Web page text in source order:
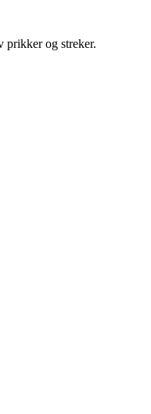
prikker og streker.